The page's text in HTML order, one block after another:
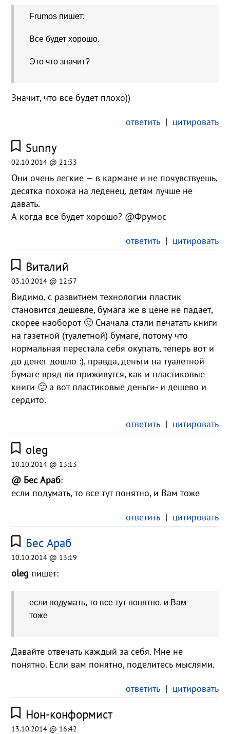
Frumos пишет:
Все будет хорошо.
Это что значит?
Значит, что все будет плохо))
ответить| цитировать
Sunny
02.10.2014 @ 21:33
Они очень легкие — в кармане и не почувствуешь,
десятка похожа на леденец, детям лучше не
давать.
А когда все будет хорошо? @Фрумос
ответить| цитировать
Виталий
03.10.2014 @ 12:57
Видимо, с развитием технологии пластик
становится дешевле, бумага же в цене не падает,
скорее наоборот 🙂 Сначала стали печатать книги
на газетной (туалетной) бумаге, потому что
нормальная перестала себя окупать, теперь вот и
до денег дошло :), правда, деньги на туалетной
бумаге вряд ли приживутся, как и пластиковые
книги 🙂 а вот пластиковые деньги- и дешево и
сердито.
ответить| цитировать
oleg
10.10.2014 @ 13:13
@ Бес Араб:
если подумать, то все тут понятно, и Вам тоже
ответить| цитировать
Бес Араб
10.10.2014 @ 13:19
oleg пишет:
если подумать, то все тут понятно, и Вам
тоже
Давайте отвечать каждый за себя. Мне не
понятно. Если вам понятно, поделитесь мыслями.
ответить| цитировать
Нон-конформист
13.10.2014 @ 16:42